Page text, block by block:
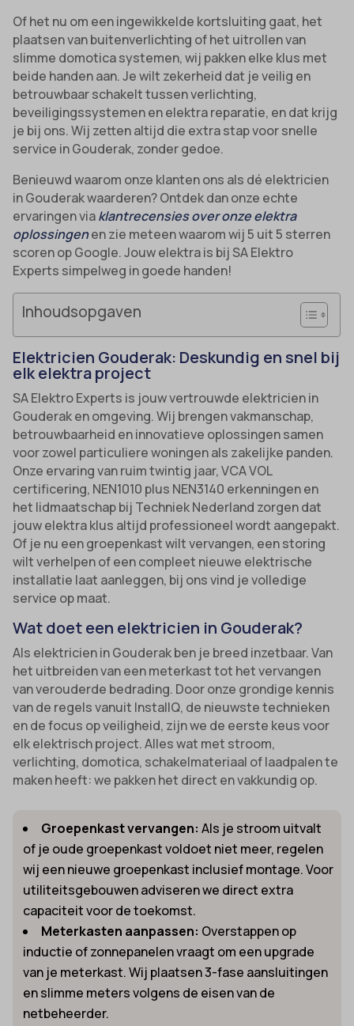
Of het nu om een ingewikkelde kortsluiting gaat, het
plaatsen van buitenverlichting of het uitrollen van
slimme domotica systemen, wij pakken elke klus met
beide handen aan. Je wilt zekerheid dat je veilig en
betrouwbaar schakelt tussen verlichting,
beveiligingssystemen en elektra reparatie, en dat krijg
je bij ons. Wij zetten altijd die extra stap voor snelle
service in Gouderak, zonder gedoe.
Benieuwd waarom onze klanten ons als dé elektricien
in Gouderak waarderen? Ontdek dan onze echte
ervaringen viaklantrecensies over onze elektra
oplossingenen zie meteen waarom wij 5 uit 5 sterren
scoren op Google. Jouw elektra is bij SA Elektro
Experts simpelweg in goede handen!
Inhoudsopgaven
Elektricien Gouderak: Deskundig en snel bij
elk elektra project
SA Elektro Experts is jouw vertrouwde elektricien in
Gouderak en omgeving. Wij brengen vakmanschap,
betrouwbaarheid en innovatieve oplossingen samen
voor zowel particuliere woningen als zakelijke panden.
Onze ervaring van ruim twintig jaar, VCA VOL
certificering, NEN1010 plus NEN3140 erkenningen en
het lidmaatschap bij Techniek Nederland zorgen dat
jouw elektra klus altijd professioneel wordt aangepakt.
Of je nu een groepenkast wilt vervangen, een storing
wilt verhelpen of een compleet nieuwe elektrische
installatie laat aanleggen, bij ons vind je volledige
service op maat.
Wat doet een elektricien in Gouderak?
Als elektricien in Gouderak ben je breed inzetbaar. Van
het uitbreiden van een meterkast tot het vervangen
van verouderde bedrading. Door onze grondige kennis
van de regels vanuit InstallQ, de nieuwste technieken
en de focus op veiligheid, zijn we de eerste keus voor
elk elektrisch project. Alles wat met stroom,
verlichting, domotica, schakelmateriaal of laadpalen te
maken heeft: we pakken het direct en vakkundig op.
Groepenkast vervangen: Als je stroom uitvalt
of je oude groepenkast voldoet niet meer, regelen
wij een nieuwe groepenkast inclusief montage. Voor
utiliteitsgebouwen adviseren we direct extra
capaciteit voor de toekomst.
Meterkasten aanpassen: Overstappen op
inductie of zonnepanelen vraagt om een upgrade
van je meterkast. Wij plaatsen 3-fase aansluitingen
en slimme meters volgens de eisen van de
netbeheerder.